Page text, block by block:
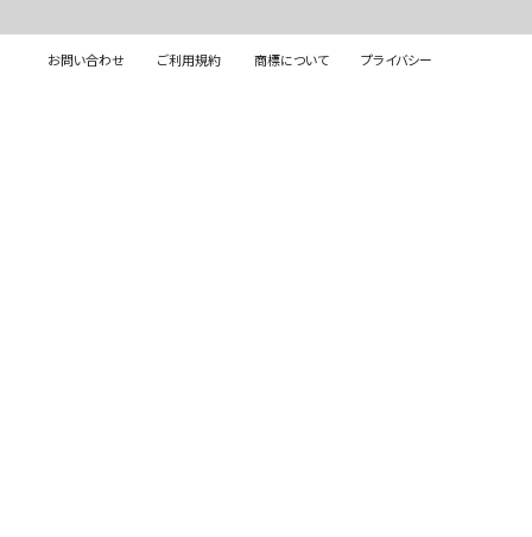
お問い合わせ ご利用規約 商標について プライバシー